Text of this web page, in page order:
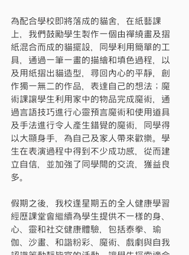
為配合學校即將落成的貓舍，在紙藝課
上，我們鼓勵學生製作一個由禪繞畫及摺
紙混合而成的貓擺設，同學利用簡單的工
具，通過一筆一畫的描繪和填色過程，以
及用紙摺出貓造型，尋回內心的平靜，創
作獨一無二的作品，表達自己的想法；魔
術課讓學生利用家中的物品完成魔術，通
過言語技巧進行心靈預言魔術和使用道具
及手法進行令人產生錯覺的魔術，同學得
以大顯身手，為自己及家人帶來歡樂。學
生在表演過程中得到不少成功感，從而建
立自信，並加強了同學間的交流，獲益良
多。
假期之後，我校逢星期五的全人健康學習
經歷課堂會繼續為學生提供不一樣的身、
心、靈和社交健康體驗，包括泰拳、瑜
伽、沙畫、和諧粉彩、魔術、戲劇與自我